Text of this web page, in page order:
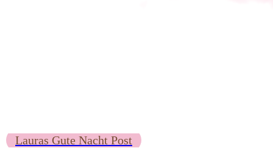
Lauras Gute Nacht Post